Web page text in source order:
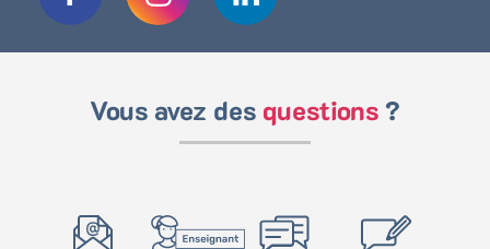
Vous avez des questions ?